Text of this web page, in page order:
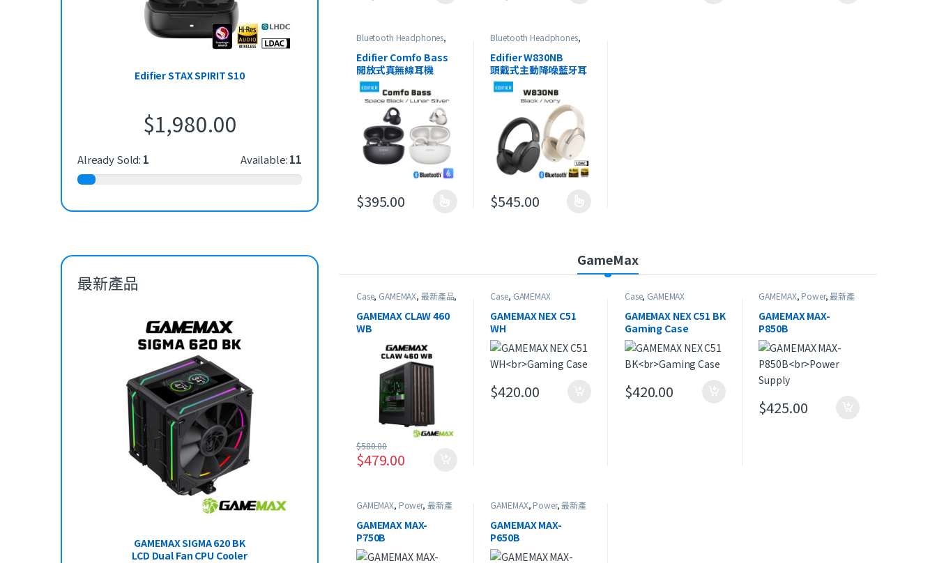
Edifier STAX SPIRIT S10
$1,980.00
Already Sold: 1 Available:11
Bluetooth Headphones,
Open-ear
Headphones,最新產品
Edifier Comfo Bass
開放式真無線耳機
$395.00
此產品有多種款式。 可在產品頁面選擇選項
Bluetooth Headphones,
, On-Ear
Headphones,最新產品
Edifier W830NB
頭戴式主動降噪藍牙耳
機
$545.00
此產品有多種款式。 可在產品頁面選擇選項
最新產品
GAMEMAX SIGMA 620 BK
LCD Dual Fan CPU Cooler
GameMax
Case, GAMEMAX, 最新產品,
本週精選
GAMEMAX CLAW 460
WB
$479.00
$580.00
Case, GAMEMAX
GAMEMAX NEX C51
WH
Gaming Case
$420.00
Case, GAMEMAX
GAMEMAX NEX C51 BK
Gaming Case
$420.00
GAMEMAX, Power,最新產
GAMEMAX MAX-
P850B
Power Supply
$425.00
GAMEMAX, Power, 最新產
GAMEMAX MAX-
P750B
Power Supply
GAMEMAX, Power,最新產
GAMEMAX MAX-
P650B
Power Supply